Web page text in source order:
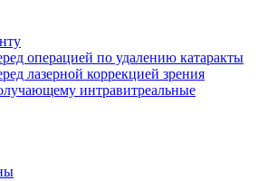
операцией по удалению катаракты
лазерной коррекцией зрения
интравитреальные